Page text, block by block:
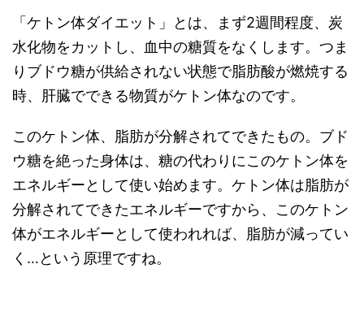
「ケトン体ダイエット」とは、まず2週間程度、炭
水化物をカットし、血中の糖質をなくします。つま
りブドウ糖が供給されない状態で脂肪酸が燃焼する
時、肝臓でできる物質がケトン体なのです。
このケトン体、脂肪が分解されてできたもの。ブド
ウ糖を絶った身体は、糖の代わりにこのケトン体を
エネルギーとして使い始めます。ケトン体は脂肪が
分解されてできたエネルギーですから、このケトン
体がエネルギーとして使われれば、脂肪が減ってい
く…という原理ですね。